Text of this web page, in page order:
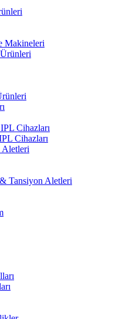
Makineleri
Cihazları
Cihazları
Aletleri
Tansiyon Aletleri